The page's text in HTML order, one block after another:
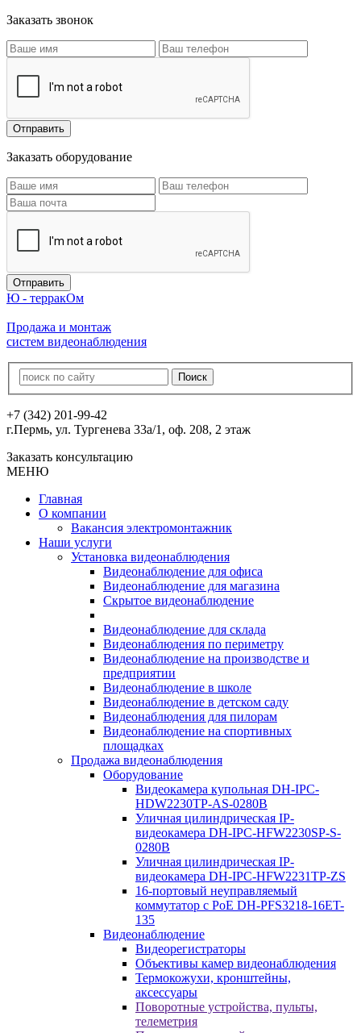
Заказать звонок
Заказать оборудование
Ю - терракОм
Продажа и монтаж
систем видеонаблюдения
+7 (342) 201-99-42
г.Пермь, ул. Тургенева 33а/1, оф. 208, 2 этаж
Заказать консультацию
МЕНЮ
Главная
О компании
Вакансия электромонтажник
Наши услуги
Установка видеонаблюдения
Видеонаблюдение для офиса
Видеонаблюдение для магазина
Скрытое видеонаблюдение
Видеонаблюдение для склада
Видеонаблюдения по периметру
Видеонаблюдение на производстве и
предприятии
Видеонаблюдение в школе
Видеонаблюдение в детском саду
Видеонаблюдения для пилорам
Видеонаблюдение на спортивных
площадках
Продажа видеонаблюдения
Оборудование
Видеокамера купольная DH-IPC-
HDW2230TP-AS-0280B
Уличная цилиндрическая IP-
видеокамера DH-IPC-HFW2230SP-S-
0280B
Уличная цилиндрическая IP-
видеокамера DH-IPC-HFW2231TP-ZS
16-портовый неуправляемый
коммутатор с РоЕ DH-PFS3218-16ET-
135
Видеонаблюдение
Видеорегистраторы
Объективы камер видеонаблюдения
Термокожухи, кронштейны,
аксессуары
Поворотные устройства, пульты,
телеметрия